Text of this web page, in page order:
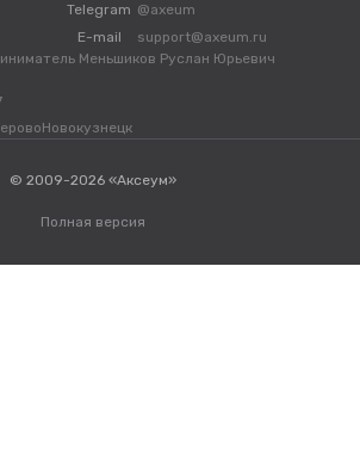
Telegram @axeum
E-mail
support@axeum.ru
Меньшиков Руслан Юрьевич
Новокузнецк
© 2009-2026 «Аксеум»
Полная версия